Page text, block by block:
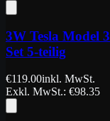
3W Tesla Model
Set 5-teilig
€119.00inkl. MwSt.
Exkl. MwSt.: €98.35